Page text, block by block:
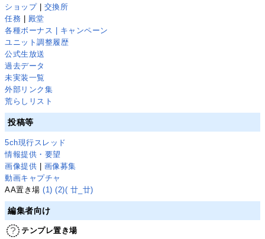
ショップ| 交換所
任務
殿堂
各種ボーナス | キャンペーン
ユニット調整履歴
公式生放送
過去データ
未実装一覧
外部リンク集
荒らしリスト
投稿等
5ch現行スレッド
情報提供・要望
画像提供
画像募集
動画キャプチャ
AA置き場(1) (2)( 廿_廿)
編集者向け
テンプレ置き場